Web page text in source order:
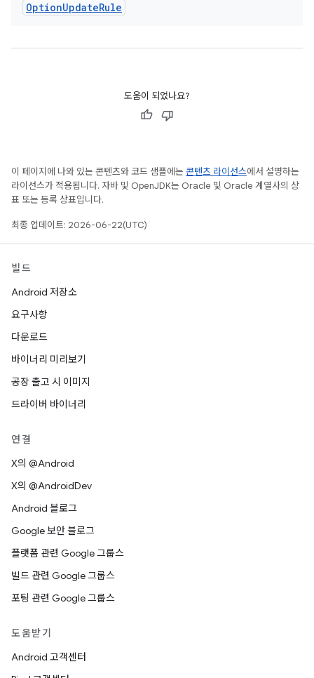
OptionUpdateRule
도움이 되었나요?
이 페이지에 나와 있는 콘텐츠와 코드 샘플에는 콘텐츠 라이선스에서 설명하는
라이선스가 적용됩니다. 자바 및 OpenJDK는 Oracle 및 Oracle 계열사의 상
표 또는 등록 상표입니다.
최종 업데이트: 2026-06-22(UTC)
빌드
Android 저장소
요구사항
다운로드
바이너리 미리보기
공장 출고 시 이미지
드라이버 바이너리
연결
X의 @Android
X의 @AndroidDev
Android 블로그
Google 보안 블로그
플랫폼 관련 Google 그룹스
빌드 관련 Google 그룹스
포팅 관련 Google 그룹스
도움받기
Android 고객센터